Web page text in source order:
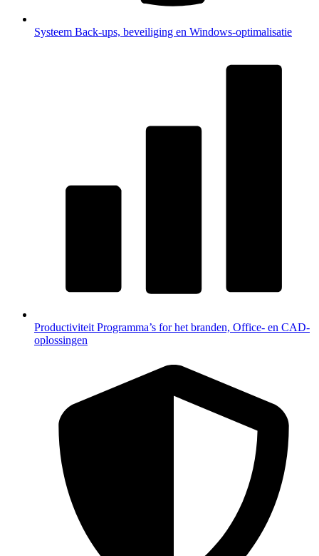
Systeem Back-ups, beveiliging en Windows-optimalisatie
Productiviteit Programma’s for het branden, Office- en CAD-
oplossingen